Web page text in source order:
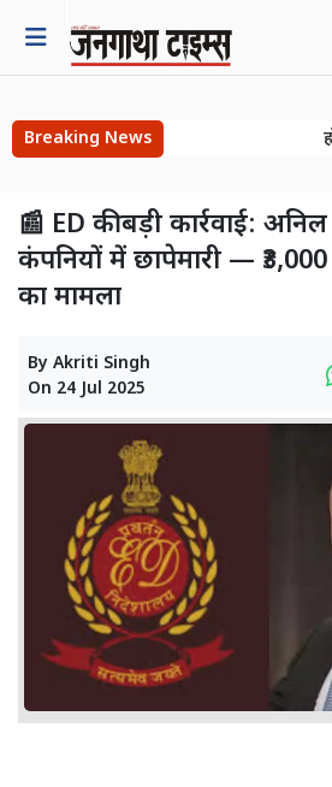
Breaking News
📰 ED की बड़ी कार्रवाई:
कंपनियों में छापेमारी —
का मामला
By Akriti Singh
On 24 Jul 2025